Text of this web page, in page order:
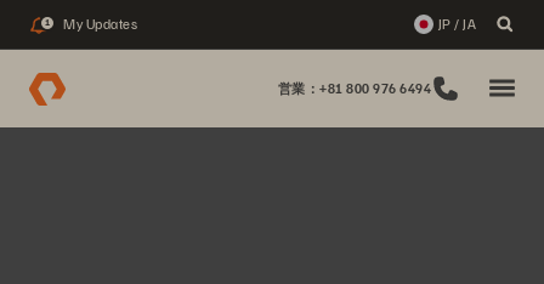
1 My Updates JP / JA
営業：+81 800 976 6494